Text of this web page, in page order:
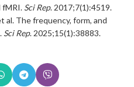
fMRI. Sci Rep. 2017;7(1):4519.
al. The frequency, form, and
Sci Rep. 2025;15(1):38883.